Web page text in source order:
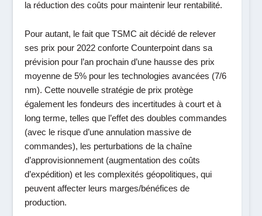
la réduction des coûts pour maintenir leur rentabilité.
Pour autant, le fait que TSMC ait décidé de relever
ses prix pour 2022 conforte Counterpoint dans sa
prévision pour l’an prochain d’une hausse des prix
moyenne de 5% pour les technologies avancées (7/6
nm). Cette nouvelle stratégie de prix protège
également les fondeurs des incertitudes à court et à
long terme, telles que l’effet des doubles commandes
(avec le risque d’une annulation massive de
commandes), les perturbations de la chaîne
d’approvisionnement (augmentation des coûts
d’expédition) et les complexités géopolitiques, qui
peuvent affecter leurs marges/bénéfices de
production.